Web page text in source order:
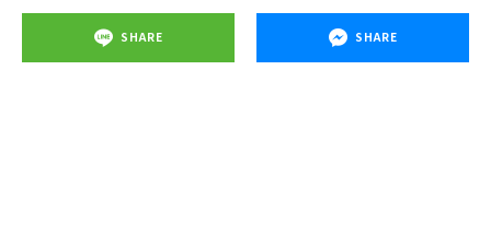
SHARE SHARE